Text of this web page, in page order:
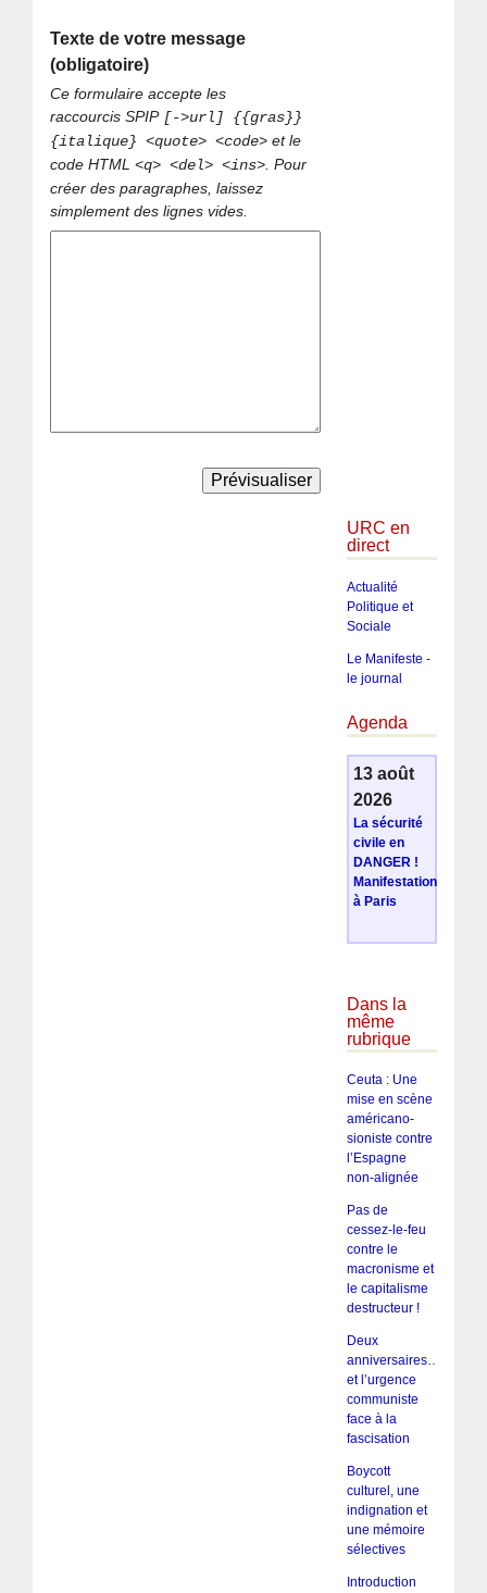
Texte de votre message
(obligatoire)
Ce formulaire accepte les
raccourcis SPIP [->url] {{gras}}
{italique} <quote> <code> et le
code HTML<q> <del> <ins> . Pour
créer des paragraphes, laissez
simplement des lignes vides.
URC en
direct
Actualité
Politique et
Sociale
Le Manifeste -
le journal
Agenda
13 août
2026
La sécurité
civile en
DANGER !
Manifestation
à Paris
Dans la
même
rubrique
Ceuta : Une
mise en scène
américano-
sioniste contre
l’Espagne
non-alignée
Pas de
cessez-le-feu
contre le
macronisme et
le capitalisme
destructeur !
Deux
anniversaires…
et l’urgence
communiste
face à la
fascisation
Boycott
culturel, une
indignation et
une mémoire
sélectives
Introduction